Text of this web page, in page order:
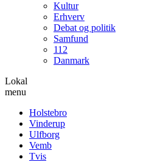
Kultur
Erhverv
Debat og politik
Samfund
112
Danmark
Lokal
menu
Holstebro
Vinderup
Ulfborg
Vemb
Tvis